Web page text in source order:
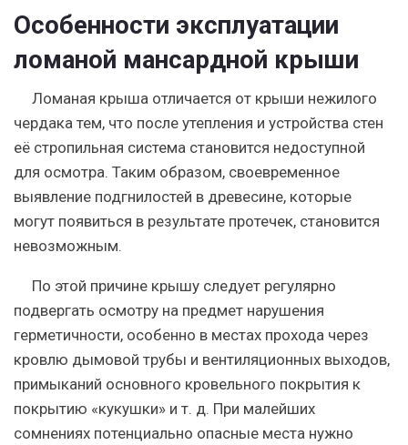
Особенности эксплуатации
ломаной мансардной крыши
Ломаная крыша отличается от крыши нежилого
чердака тем, что после утепления и устройства стен
её стропильная система становится недоступной
для осмотра. Таким образом, своевременное
выявление подгнилостей в древесине, которые
могут появиться в результате протечек, становится
невозможным.
По этой причине крышу следует регулярно
подвергать осмотру на предмет нарушения
герметичности, особенно в местах прохода через
кровлю дымовой трубы и вентиляционных выходов,
примыканий основного кровельного покрытия к
покрытию «кукушки» и т. д. При малейших
сомнениях потенциально опасные места нужно